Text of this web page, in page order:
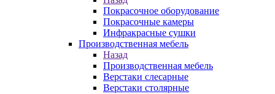
Покрасочное оборудование
Покрасочные камеры
Инфракрасные сушки
Производственная мебель
Назад
Производственная мебель
Верстаки слесарные
Верстаки столярные